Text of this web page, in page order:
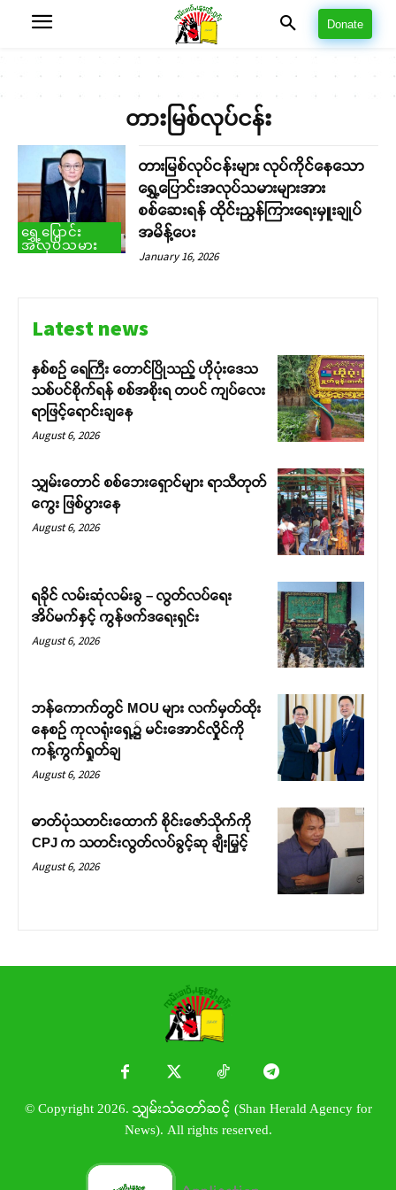
Donate
တားမြစ်လုပ်ငန်း
ရွှေ့ပြောင်း
အလုပ်သမား
တားမြစ်လုပ်ငန်းများ လုပ်ကိုင်နေသော
ရွှေ့ပြောင်းအလုပ်သမားများအား
စစ်ဆေးရန် ထိုင်းညွန်ကြားရေးမှူးချုပ်
အမိန့်ပေး
January 16, 2026
Latest news
နှစ်စဉ် ရေကြီး တောင်ပြိုသည့် ဟိုပုံးဒေသ
သစ်ပင်စိုက်ရန် စစ်အစိုးရ တပင် ကျပ်လေး
ရာဖြင့်ရောင်းချနေ
August 6, 2026
သျှမ်းတောင် စစ်ဘေးရှောင်များ ရာသီတုတ်
ကွေး ဖြစ်ပွားနေ
August 6, 2026
ရခိုင် လမ်းဆုံလမ်းခွ – လွတ်လပ်ရေး
အိပ်မက်နှင့် ကွန်ဖက်ဒရေးရှင်း
August 6, 2026
ဘန်ကောက်တွင် MOU များ လက်မှတ်ထိုး
နေစဉ် ကုလရုံးရှေ့၌ မင်းအောင်လှိုင်ကို
ကန့်ကွက်ရှုတ်ချ
August 6, 2026
ဓာတ်ပုံသတင်းထောက် စိုင်းဇော်သိုက်ကို
CPJ က သတင်းလွတ်လပ်ခွင့်ဆု ချီးမြှင့်
August 6, 2026
© Copyright 2026. သျှမ်းသံတော်ဆင့် (Shan Herald Agency for
News). All rights reserved.